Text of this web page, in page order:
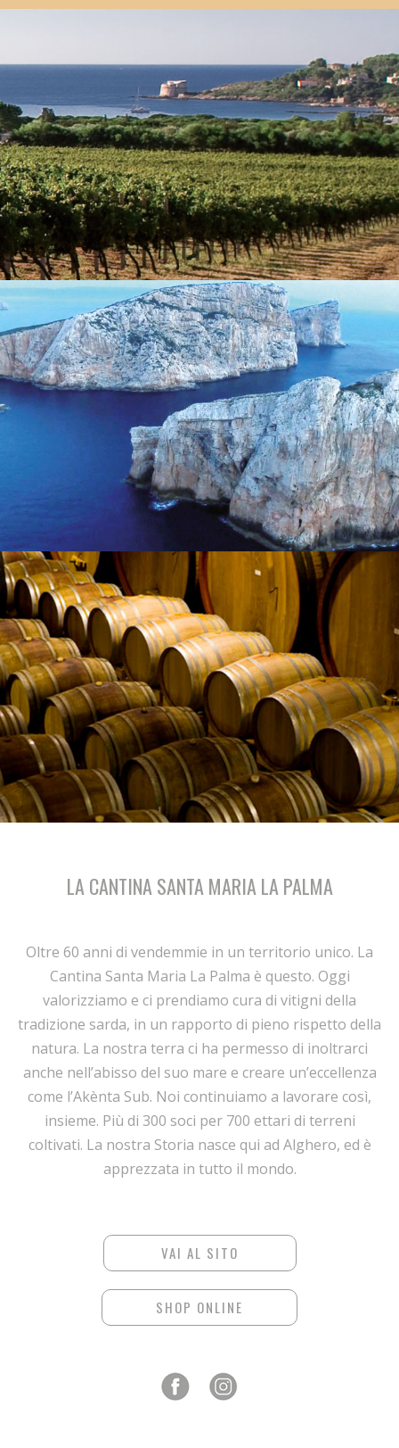
LA CANTINA SANTA MARIA LA PALMA
Oltre 60 anni di vendemmie in un territorio unico. La
Cantina Santa Maria La Palma è questo. Oggi
valorizziamo e ci prendiamo cura di vitigni della
tradizione sarda, in un rapporto di pieno rispetto della
natura. La nostra terra ci ha permesso di inoltrarci
anche nell’abisso del suo mare e creare un’eccellenza
come l’Akènta Sub. Noi continuiamo a lavorare così,
insieme. Più di 300 soci per 700 ettari di terreni
coltivati. La nostra Storia nasce qui ad Alghero, ed è
apprezzata in tutto il mondo.
VAI AL SITO
SHOP ONLINE